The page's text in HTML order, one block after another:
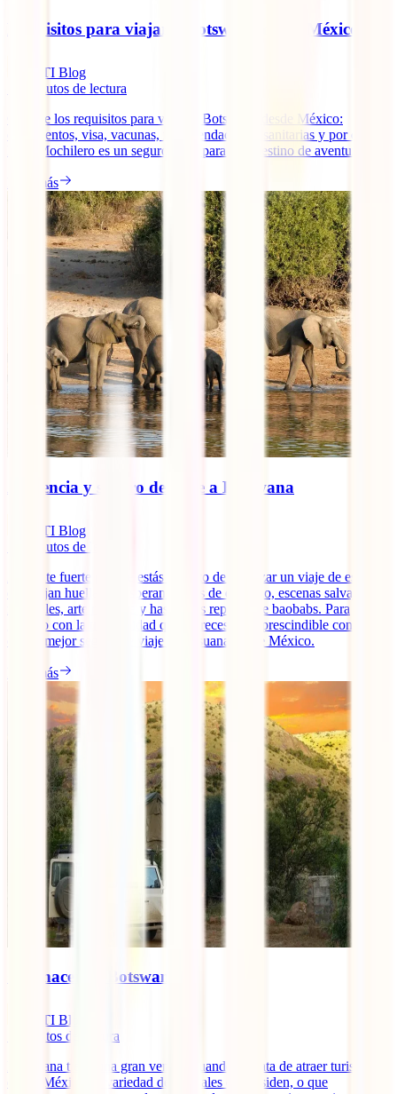
Requisitos para viajar a Botswana desde México
IATI Blog
minutos de lectura
Conoce los requisitos para viajar a Botswana desde México:
documentos, visa, vacunas, recomendaciones sanitarias y por qué el
IATI Mochilero es un seguro ideal para este destino de aventura.
Leer más
Asistencia y seguro de viaje a Botswana
IATI Blog
minutos de lectura
Agárrate fuerte porque estás a punto de empezar un viaje de esos
que dejan huella. Te esperan safaris de ensueño, escenas salvajes
increíbles, arte rupestre y hasta islas repletas de baobabs. Para
gozarlo con la tranquilidad que mereces es imprescindible contar
con el mejor seguro de viaje a Botsuana desde México.
Leer más
Qué hacer en Botswana
IATI Blog
minutos de lectura
Botswana tiene una gran ventaja cuando se trata de atraer turistas
desde México: la variedad de animales que residen, o que